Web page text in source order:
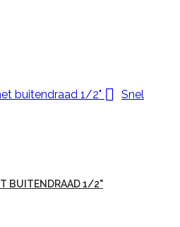

Snel
BUITENDRAAD 1/2"